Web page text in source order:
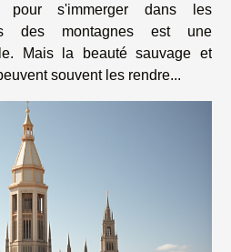
pour s'immerger dans les
des montagnes est une
Mais la beauté sauvage et
souvent les rendre...